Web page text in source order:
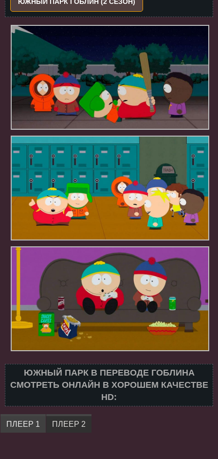
ЮЖНЫЙ ПАРК В ПЕРЕВОДЕ ГОБЛИНА
СМОТРЕТЬ ОНЛАЙН В ХОРОШЕМ КАЧЕСТВЕ
HD:
ПЛЕЕР 1 ПЛЕЕР 2